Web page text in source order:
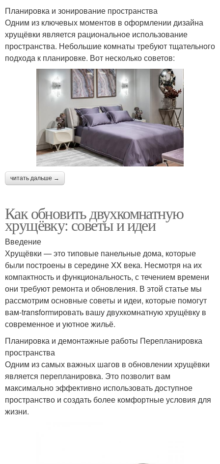
Планировка и зонирование пространства
Одним из ключевых моментов в оформлении дизайна
хрущёвки является рациональное использование
пространства. Небольшие комнаты требуют тщательного
подхода к планировке. Вот несколько советов:
читать дальше →
Как обновить двухкомнатную
хрущёвку: советы и идеи
Введение
Хрущёвки — это типовые панельные дома, которые
были построены в середине XX века. Несмотря на их
компактность и функциональность, с течением времени
они требуют ремонта и обновления. В этой статье мы
рассмотрим основные советы и идеи, которые помогут
вам-transformировать вашу двухкомнатную хрущёвку в
современное и уютное жильё.
Планировка и демонтажные работы Перепланировка
пространства
Одним из самых важных шагов в обновлении хрущёвки
является перепланировка. Это позволит вам
максимально эффективно использовать доступное
пространство и создать более комфортные условия для
жизни.